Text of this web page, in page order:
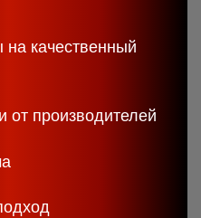
качественный
от производителей